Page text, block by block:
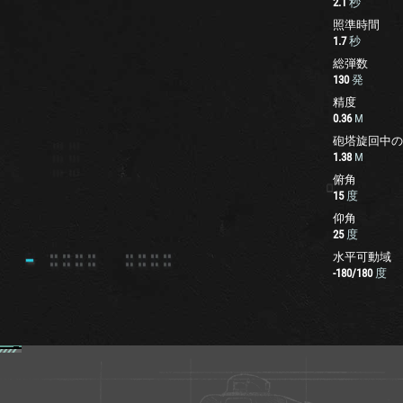
照準時間
1.7 秒
総弾数
130 発
精度
0.36 M
砲塔旋回中
1.38 M
俯角
15 度
仰角
25 度
水平可動域
-180/180 度